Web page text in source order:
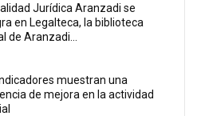
Jurídica Aranzadi se
en Legalteca, la biblioteca
de Aranzadi...
muestran una
de mejora en la actividad